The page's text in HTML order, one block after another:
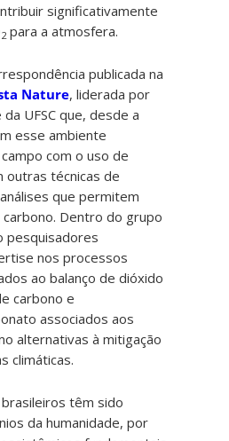
significativamente
2 para a atmosfera.
publicada na
Nature, liderada por
UFSC que, desde a
esse ambiente
com o uso de
outras técnicas de
que permitem
Dentro do grupo
pesquisadores
nos processos
ao balanço de dióxido
carbono e
associados aos
alternativas à mitigação
climáticas.
têm sido
da humanidade, por